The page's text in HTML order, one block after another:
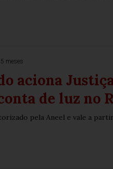
5 meses
aciona
de luz no
pela Aneel e vale a